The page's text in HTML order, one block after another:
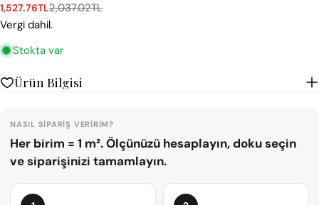
Satış
ücreti
1,527.76TL
Normal
fiyat
2,037.02TL
Vergi dahil.
Stokta var
Ürün Bilgisi
NASIL SIPARIŞ VERIRIM?
Her birim = 1 m². Ölçünüzü hesaplayın, doku seçin
ve siparişinizi tamamlayın.